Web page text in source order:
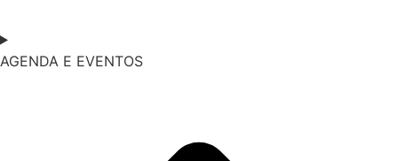
AGENDA E EVENTOS